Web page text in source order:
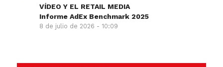
VÍDEO Y EL RETAIL MEDIA
Informe AdEx Benchmark 2025
8 de julio de 2026 - 10:09